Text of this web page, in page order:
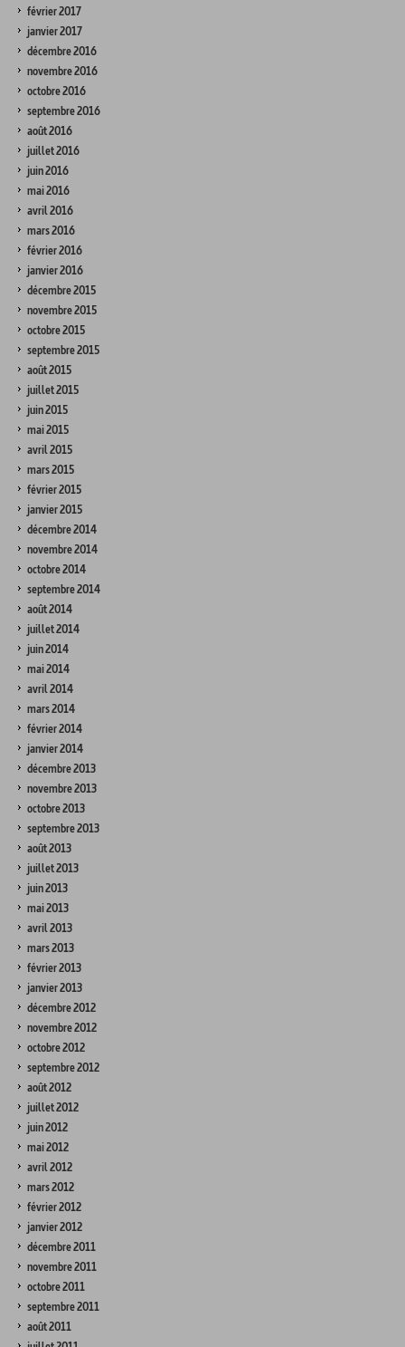
février 2017
janvier 2017
décembre 2016
novembre 2016
octobre 2016
septembre 2016
août 2016
juillet 2016
juin 2016
mai 2016
avril 2016
mars 2016
février 2016
janvier 2016
décembre 2015
novembre 2015
octobre 2015
septembre 2015
août 2015
juillet 2015
juin 2015
mai 2015
avril 2015
mars 2015
février 2015
janvier 2015
décembre 2014
novembre 2014
octobre 2014
septembre 2014
août 2014
juillet 2014
juin 2014
mai 2014
avril 2014
mars 2014
février 2014
janvier 2014
décembre 2013
novembre 2013
octobre 2013
septembre 2013
août 2013
juillet 2013
juin 2013
mai 2013
avril 2013
mars 2013
février 2013
janvier 2013
décembre 2012
novembre 2012
octobre 2012
septembre 2012
août 2012
juillet 2012
juin 2012
mai 2012
avril 2012
mars 2012
février 2012
janvier 2012
décembre 2011
novembre 2011
octobre 2011
septembre 2011
août 2011